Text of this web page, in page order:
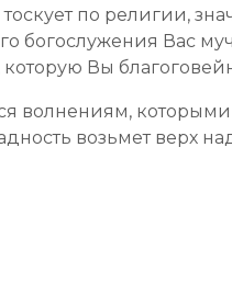
по религии,
богослужения Вас
Вы
волнениям, которыми
возьмет верх